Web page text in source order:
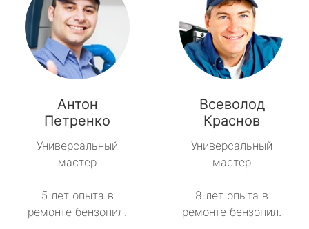
Антон
Петренко
Универсальный
мастер
5 лет опыта в
ремонте бензопил.
Всеволод
Краснов
Универсальный
мастер
8 лет опыта в
ремонте бензопил.